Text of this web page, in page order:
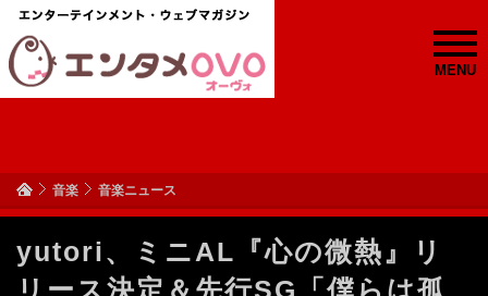
MENU
音楽 音楽ニュース
yutori、ミニAL『心の微熱』リ
リース決定＆先行SG「僕らは孤